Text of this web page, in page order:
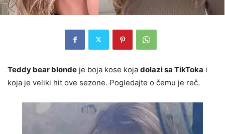
Teddy bear blonde je boja kose koja dolazi sa TikToka i
koja je veliki hit ove sezone. Pogledajte o čemu je reč.